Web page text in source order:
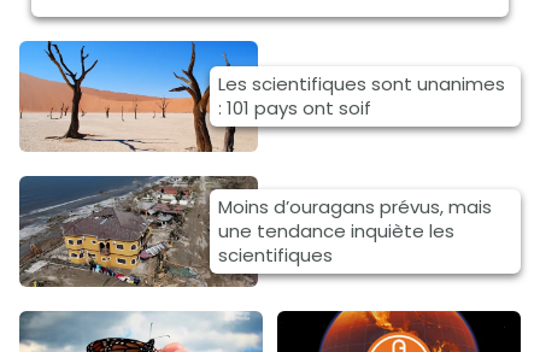
Les scientifiques sont unanimes
: 101 pays ont soif
Moins d’ouragans prévus, mais
une tendance inquiète les
scientifiques